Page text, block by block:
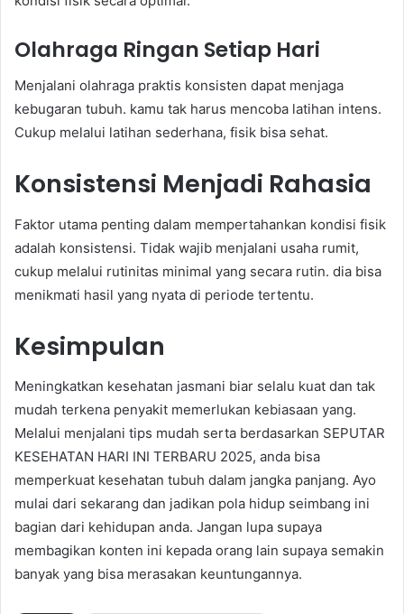
Olahraga Ringan Setiap Hari
Menjalani olahraga praktis konsisten dapat menjaga
kebugaran tubuh. kamu tak harus mencoba latihan intens.
Cukup melalui latihan sederhana, fisik bisa sehat.
Konsistensi Menjadi Rahasia
Faktor utama penting dalam mempertahankan kondisi fisik
adalah konsistensi. Tidak wajib menjalani usaha rumit,
cukup melalui rutinitas minimal yang secara rutin. dia bisa
menikmati hasil yang nyata di periode tertentu.
Kesimpulan
Meningkatkan kesehatan jasmani biar selalu kuat dan tak
mudah terkena penyakit memerlukan kebiasaan yang.
Melalui menjalani tips mudah serta berdasarkan SEPUTAR
KESEHATAN HARI INI TERBARU 2025, anda bisa
memperkuat kesehatan tubuh dalam jangka panjang. Ayo
mulai dari sekarang dan jadikan pola hidup seimbang ini
bagian dari kehidupan anda. Jangan lupa supaya
membagikan konten ini kepada orang lain supaya semakin
banyak yang bisa merasakan keuntungannya.